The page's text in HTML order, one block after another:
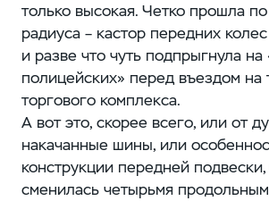
только высокая. Четко прошла
радиуса – кастор передних
и разве что чуть подпрыгнула
полицейских» перед въездом на
торгового комплекса.
А вот это, скорее всего, или от
накачанные шины, или
конструкции передней подвески,
сменилась четырьмя